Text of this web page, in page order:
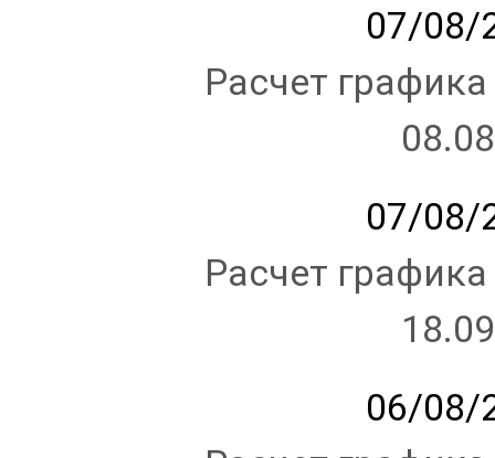
07/08/
Расчет
07/08/
Расчет
06/08/